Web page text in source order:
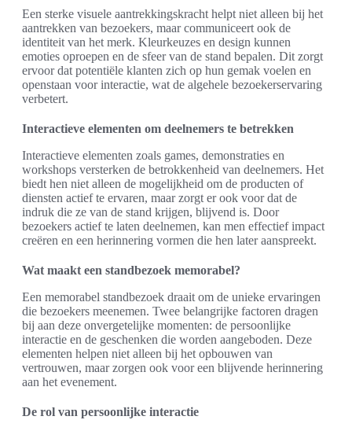
Een sterke visuele aantrekkingskracht helpt niet alleen bij het
aantrekken van bezoekers, maar communiceert ook de
identiteit van het merk. Kleurkeuzes en design kunnen
emoties oproepen en de sfeer van de stand bepalen. Dit zorgt
ervoor dat potentiële klanten zich op hun gemak voelen en
openstaan voor interactie, wat de algehele bezoekerservaring
verbetert.
Interactieve elementen om deelnemers te betrekken
Interactieve elementen zoals games, demonstraties en
workshops versterken de betrokkenheid van deelnemers. Het
biedt hen niet alleen de mogelijkheid om de producten of
diensten actief te ervaren, maar zorgt er ook voor dat de
indruk die ze van de stand krijgen, blijvend is. Door
bezoekers actief te laten deelnemen, kan men effectief impact
creëren en een herinnering vormen die hen later aanspreekt.
Wat maakt een standbezoek memorabel?
Een memorabel standbezoek draait om de unieke ervaringen
die bezoekers meenemen. Twee belangrijke factoren dragen
bij aan deze onvergetelijke momenten: de persoonlijke
interactie en de geschenken die worden aangeboden. Deze
elementen helpen niet alleen bij het opbouwen van
vertrouwen, maar zorgen ook voor een blijvende herinnering
aan het evenement.
De rol van persoonlijke interactie